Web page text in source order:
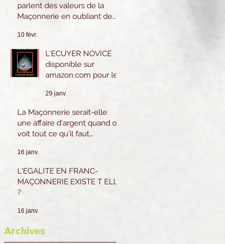
parlent des valeurs de la
Maçonnerie en oubliant de
10 févr.
L'ECUYER NOVICE
disponible sur
amazon.com pour le
Sur amazon.fr ou
Amazon.be pour la
France et l'Europe.
29 janv.
La Maçonnerie serait-elle
une affaire d'argent quand on
voit tout ce qu'il faut
16 janv.
L'EGALITE EN FRANC-
MAÇONNERIE EXISTE T ELLE
?
16 janv.
Archives